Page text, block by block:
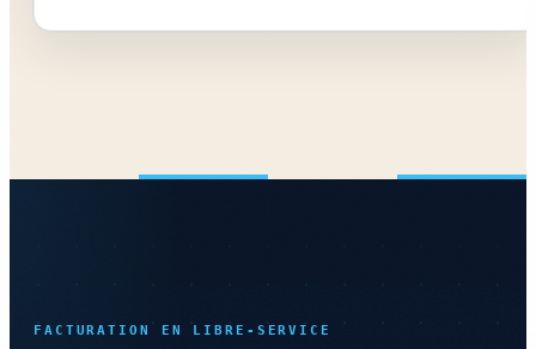
FACTURATION EN LIBRE-SERVICE